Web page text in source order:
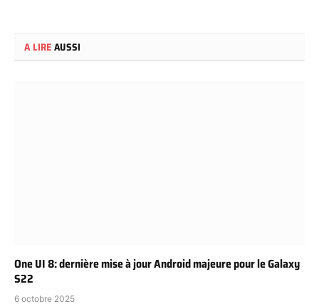
A LIREAUSSI
One UI 8: dernière mise à jour Android majeure pour le Galaxy
S22
6 octobre 2025